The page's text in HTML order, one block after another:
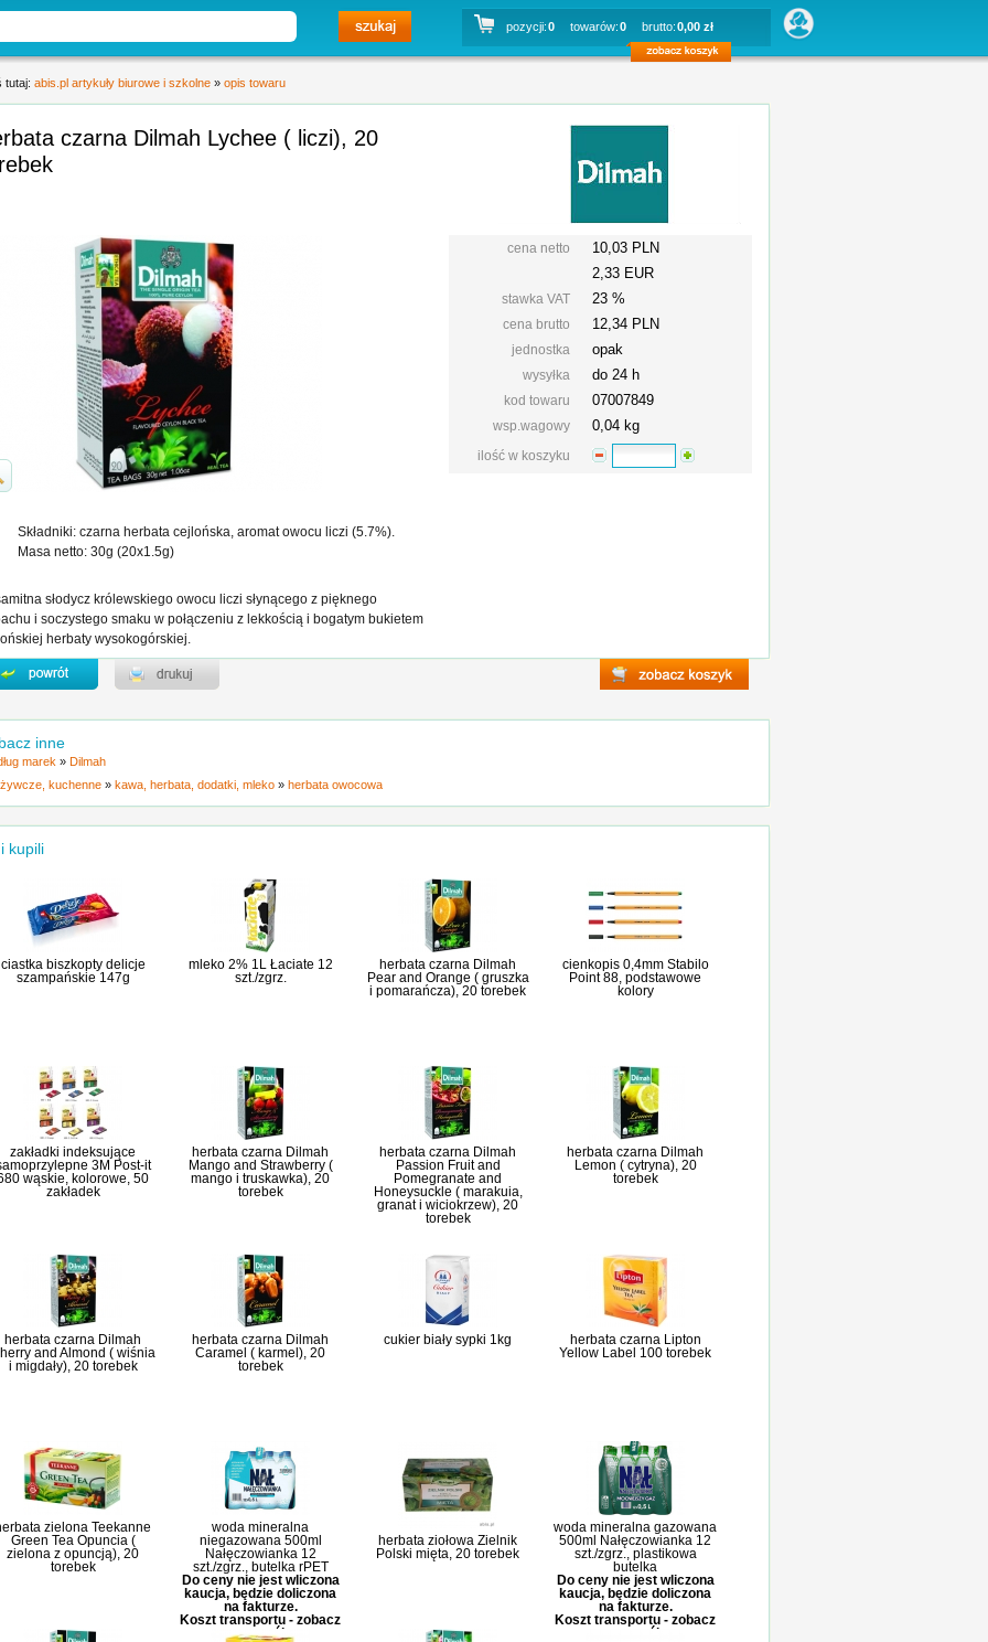
pozycji:0 towarów:0 brutto:0,00 zł
tutaj: abis.pl artykuły biurowe i szkolne » opis towaru
czarna Dilmah Lychee ( liczi), 20
cena netto
10,03 PLN
2,33 EUR
stawka VAT 23 %
cena brutto 12,34 PLN
jednostka opak
wysyłka do 24 h
kod towaru 07007849
wsp.wagowy 0,04 kg
ilość w koszyku
Składniki: czarna herbata cejlońska, aromat owocu liczi (5.7%).
Masa netto: 30g (20x1.5g)
słodycz królewskiego owocu liczi słynącego z pięknego
i soczystego smaku w połączeniu z lekkością i bogatym bukietem
herbaty wysokogórskiej.
inne
marek » Dilmah
kuchenne » kawa, herbata, dodatki, mleko » herbata owocowa
kupili
ciastka biszkopty delicje
szampańskie 147g
mleko 2% 1L Łaciate 12
szt./zgrz.
herbata czarna Dilmah
Pear and Orange ( gruszka
i pomarańcza), 20 torebek
cienkopis 0,4mm Stabilo
Point 88, podstawowe
kolory
zakładki indeksujące
3M Post-it
wąskie, kolorowe, 50
zakładek
herbata czarna Dilmah
Mango and Strawberry (
mango i truskawka), 20
torebek
herbata czarna Dilmah
Passion Fruit and
Pomegranate and
Honeysuckle ( marakuia,
granat i wiciokrzew), 20
torebek
herbata czarna Dilmah
Lemon ( cytryna), 20
torebek
herbata czarna Dilmah
and Almond ( wiśnia
i migdały), 20 torebek
herbata czarna Dilmah
Caramel ( karmel), 20
torebek
cukier biały sypki 1kg
herbata czarna Lipton
Yellow Label 100 torebek
zielona Teekanne
Green Tea Opuncia (
zielona z opuncją), 20
torebek
woda mineralna
niegazowana 500ml
Nałęczowianka 12
szt./zgrz., butelka rPET
Do ceny nie jest wliczona
kaucja, będzie doliczona
na fakturze.
Koszt transportu - zobacz
szczegóły
herbata ziołowa Zielnik
Polski mięta, 20 torebek
woda mineralna gazowana
500ml Nałęczowianka 12
szt./zgrz., plastikowa
butelka
Do ceny nie jest wliczona
kaucja, będzie doliczona
na fakturze.
Koszt transportu - zobacz
szczegóły